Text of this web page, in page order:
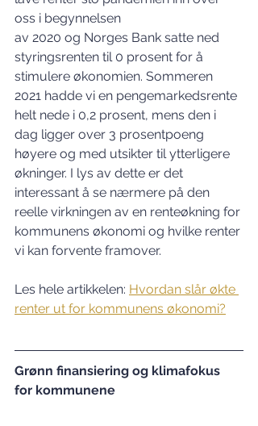
oss i begynnelsen
av 2020 og Norges Bank satte ned
styringsrenten til 0 prosent for å
stimulere økonomien. Sommeren
2021 hadde vi en pengemarkedsrente
helt nede i 0,2 prosent, mens den i
dag ligger over 3 prosentpoeng
høyere og med utsikter til ytterligere
økninger. I lys av dette er det
interessant å se nærmere på den
reelle virkningen av en renteøkning for
kommunens økonomi og hvilke renter
vi kan forvente framover.
Les hele artikkelen: Hvordan slår økte
renter ut for kommunens økonomi?
Grønn finansiering og klimafokus
for kommunene